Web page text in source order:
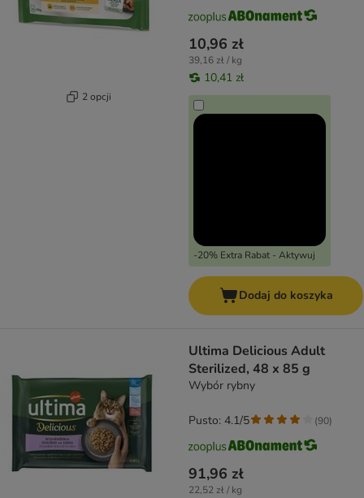
2 opcji
10,96 zł
39,16 zł / kg
10,41 zł
-20% Extra Rabat - Aktywuj
Dodaj do koszyka
Ultima Delicious Adult
Sterilized, 48 x 85 g
Wybór rybny
91,96 zł
22,52 zł / kg
Pusto: 4.1/5 (90)